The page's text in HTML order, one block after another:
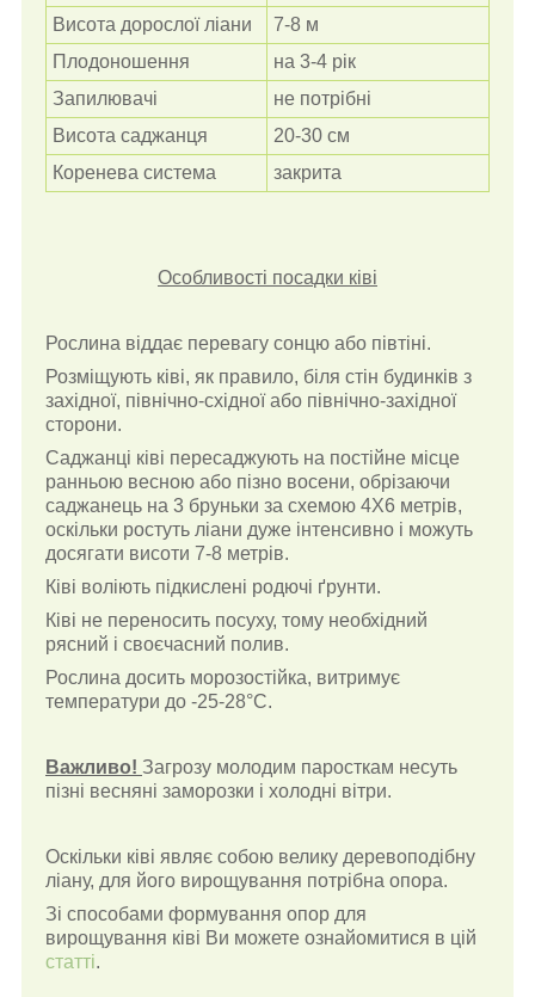
Висота дорослої ліани
7-8 м
Плодоношення
на 3-4 рік
Запилювачі
не потрібні
Висота саджанця
20-30 см
Коренева система
закрита
Особливості посадки ківі
Рослина віддає перевагу сонцю або півтіні.
Розміщують ківі, як правило, біля стін будинків з
західної, північно-східної або північно-західної
сторони.
Саджанці ківі пересаджують на постійне місце
ранньою весною або пізно восени, обрізаючи
саджанець на 3 бруньки за схемою 4Х6 метрів,
оскільки ростуть ліани дуже інтенсивно і можуть
досягати висоти 7-8 метрів.
Ківі воліють підкислені родючі ґрунти.
Ківі не переносить посуху, тому необхідний
рясний і своєчасний полив.
Рослина досить морозостійка, витримує
температури до -25-28°С.
Важливо! Загрозу молодим паросткам несуть
пізні весняні заморозки і холодні вітри.
Оскільки ківі являє собою велику деревоподібну
ліану, для його вирощування потрібна опора.
Зі способами формування опор для
вирощування ківі Ви можете ознайомитися в цій
статті.